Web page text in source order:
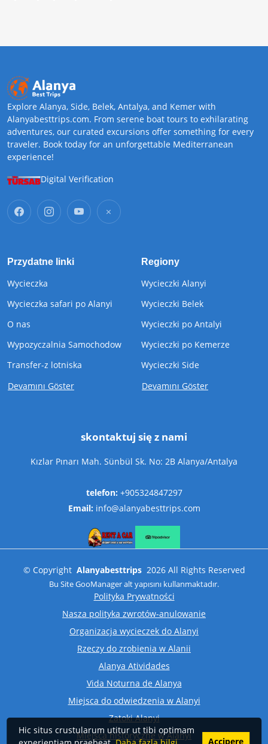
Explore Alanya, Side, Belek, Antalya, and Kemer with
Alanyabesttrips.com. From serene boat tours to exhilarating
adventures, our curated excursions offer something for every
traveler. Book today for an unforgettable Mediterranean
experience!
Digital Verification
Przydatne linki
Wycieczka
Wycieczka safari po Alanyi
O nas
Wypozyczalnia Samochodow
Transfer-z lotniska
Devamını Göster
Regiony
Wycieczki Alanyi
Wycieczki Belek
Wycieczki po Antalyi
Wycieczki po Kemerze
Wycieczki Side
Devamını Göster
skontaktuj się z nami
Kızlar Pınarı Mah. Sünbül Sk. No: 2B Alanya/Antalya
telefon: +905324847297
Email: info@alanyabesttrips.com
© Copyright Alanyabesttrips 2026 All Rights Reserved
Bu SiteGooManageralt yapısını kullanmaktadır.
Polityka Prywatności
Nasza polityka zwrotów-anulowanie
Organizacja wycieczek do Alanyi
Rzeczy do zrobienia w Alanii
Alanya Atividades
Vida Noturna de Alanya
Miejsca do odwiedzenia w Alanyi
Zatoki Alanyi
Miejsca historyczne w Alanyi
Hic situs crustularum utitur ut tibi optimam
Accipere